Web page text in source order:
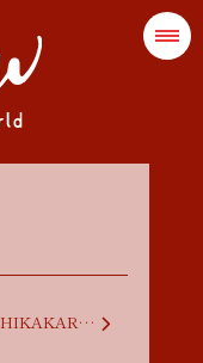
『CHIKAKARA anew まくあけ巡業 in YAMAGATA』』